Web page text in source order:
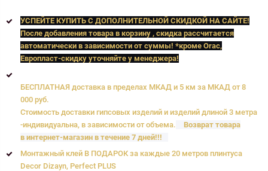
УСПЕЙТЕ КУПИТЬ C ДОПОЛНИТЕЛЬНОЙ СКИДКОЙ НА САЙТЕ!
После добавления товара в корзину , скидка рассчитается
автоматически в зависимости от суммы! *кроме Orac,
Европласт-скидку уточняйте у менеджера!
БЕСПЛАТНАЯ доставка в пределах МКАД и 5 км за МКАД от 8
000 руб.
Стоимость доставки гипсовых изделий и изделий длиной 3 метра
-индивидуальна, в зависимости от объема.
Возврат товара
в интернет-магазин в течение 7 дней!!!
Монтажный клей В ПОДАРОК за каждые 20 метров плинтуса
Decor Dizayn, Perfect PLUS